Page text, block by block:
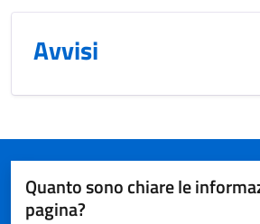
Avvisi
Quanto sono chiare le
pagina?